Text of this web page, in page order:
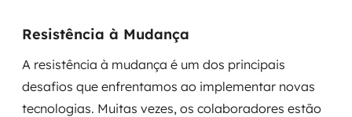
Resistência à Mudança
A resistência à mudança é um dos principais
desafios que enfrentamos ao implementar novas
tecnologias. Muitas vezes, os colaboradores estão